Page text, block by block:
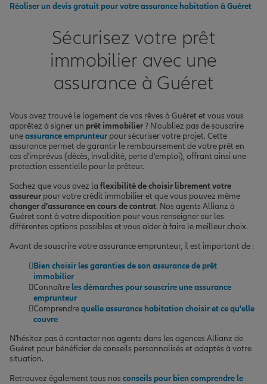
Réaliser un devis gratuit pour votre assurance habitation à Guéret
Sécurisez votre prêt
immobilier avec une
assurance à Guéret
Vous avez trouvé le logement de vos rêves à Guéret et vous vous
apprêtez à signer un prêt immobilier? N'oubliez pas de souscrire
uneassurance emprunteur pour sécuriser votre projet. Cette
assurance permet de garantir le remboursement de votre prêt en
cas d'imprévus (décès, invalidité, perte d'emploi), offrant ainsi une
protection essentielle pour le prêteur.
Sachez que vous avez la flexibilité de choisir librement votre
assureur pour votre crédit immobilier et que vous pouvez même
changer d'assurance en cours de contrat. Nos agents Allianz à
Guéret sont à votre disposition pour vous renseigner sur les
différentes options possibles et vous aider à faire le meilleur choix.
Avant de souscrire votre assurance emprunteur, il est important de :
Bien choisir les garanties de son assurance de prêt
immobilier
Connaître les démarches pour souscrire une assurance
emprunteur
Comprendrequelle assurance habitation choisir et ce qu'elle
couvre
N'hésitez pas à contacter nos agents dans les agences Allianz de
Guéret pour bénéficier de conseils personnalisés et adaptés à votre
situation.
Retrouvez également tous nos conseils pour bien comprendre le